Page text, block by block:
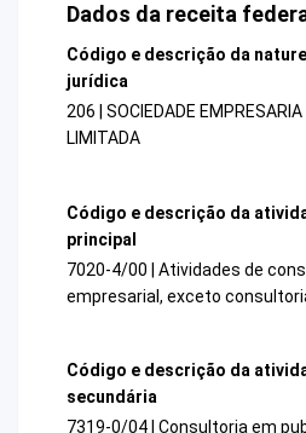
Dados da receita
Código e descrição da
jurídica
206 | SOCIEDADE EMPRESARIA
LIMITADA
Código e descrição da
principal
7020-4/00 | Atividades de
empresarial, exceto
Código e descrição da
secundária
7319-0/04 | Consultoria em